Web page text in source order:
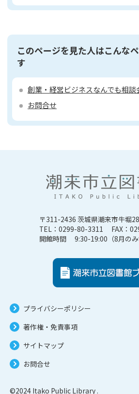
このページを見た人はこんな
す
創業・経営ビジネスなんでも相
お問合せ
〒311-2436 茨城県潮来市牛堀
TEL：0299-80-3311 FAX：
開館時間 9:30-19:00（8月のみ
プライバシーポリシー
著作権・免責事項
サイトマップ
お問合せ
©2024 Itako Public Library .